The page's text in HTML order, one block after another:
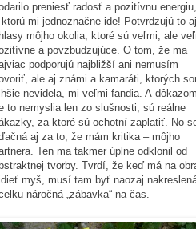
preniesť radosť a pozitívnu energiu,
mi jednoznačne ide! Potvrdzujú to aj
môjho okolia, ktoré sú veľmi, ale
a povzbudzujúce. O tom, že ma
podporujú najbližší ani nemusím
ale aj známi a kamaráti, ktorých
nevidela, mi veľmi fandia. A
to nemyslia len zo slušnosti, sú reálne
za ktoré sú ochotní zaplatiť. No
aj za to, že mám kritika – môjho
Ten ma takmer úplne odklonil od
tvorby. Tvrdí, že keď má na
myš, musí tam byť naozaj
náročná „zábavka“ na čas.